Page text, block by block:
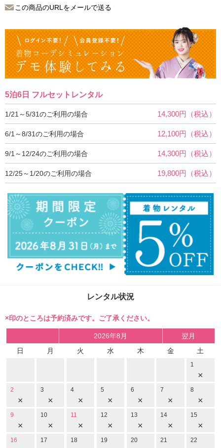
この商品のURLをメールで送る
5泊6日 フルセットレンタル
1/21～5/31のご利用の場合 14,300円（税込）
6/1～8/31のご利用の場合 12,100円（税込）
9/1～12/24のご利用の場合 14,300円（税込）
12/25～1/20のご利用の場合 19,800円（税込）
レンタル状況
×印のところは予約済みです。ご了承ください。
2026年8月
翌月
日
月 火 水 木 金 土
1
×
2
×
3
×
4
×
5
×
6
×
7
×
8
×
9
×
10
×
11
×
12
×
13
×
14
×
15
×
16 17 18 19 20 21 22